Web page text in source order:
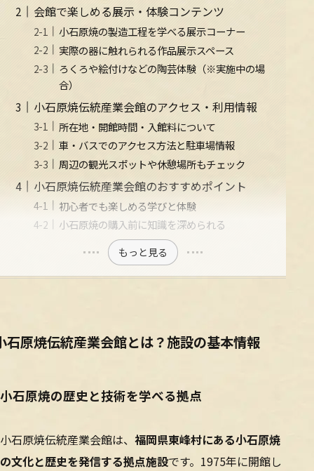
会館で楽しめる展示・体験コンテンツ
小石原焼の製造工程を学べる展示コーナー
実際の器に触れられる作品展示スペース
ろくろや絵付けなどの陶芸体験（※実施中の場
合）
小石原焼伝統産業会館のアクセス・利用情報
所在地・開館時間・入館料について
車・バスでのアクセス方法と駐車場情報
周辺の観光スポットや休憩場所もチェック
小石原焼伝統産業会館のおすすめポイント
初心者でも楽しめる学びと体験
小石原焼の購入前に知識を深められる
もっと見る
石原焼伝統産業会館とは？施設の基本情報
小石原焼の歴史と技術を学べる拠点
小石原焼伝統産業会館は、 福岡県東峰村にある小石原焼
の文化と歴史を発信する拠点施設です。1975年に開館し